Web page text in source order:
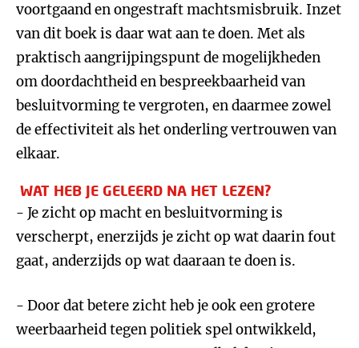
voortgaand en ongestraft machtsmisbruik. Inzet
van dit boek is daar wat aan te doen. Met als
praktisch aangrijpingspunt de mogelijkheden
om doordachtheid en bespreekbaarheid van
besluitvorming te vergroten, en daarmee zowel
de effectiviteit als het onderling vertrouwen van
elkaar.
WAT HEB JE GELEERD NA HET LEZEN?
- Je zicht op macht en besluitvorming is
verscherpt, enerzijds je zicht op wat daarin fout
gaat, anderzijds op wat daaraan te doen is.
- Door dat betere zicht heb je ook een grotere
weerbaarheid tegen politiek spel ontwikkeld,